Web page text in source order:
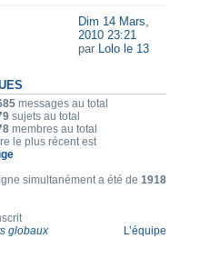
Dim 14 Mars,
2010 23:21
par Lolo le 13
messages au total
sujets au total
membres au total
le plus récent est
simultanément a été de 1918
globaux L’équipe